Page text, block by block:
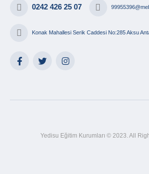
0242 426 25 07
Konak Mahallesi Serik Caddesi No:285 Aksu
Yedisu Eğitim Kurumları © 2023. All